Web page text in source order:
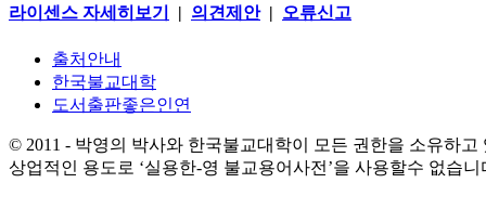
라이센스 자세히보기 | 의견제안| 오류신고
출처안내
한국불교대학
도서출판좋은인연
© 2011 - 박영의 박사와 한국불교대학이 모든 권한을 소유하고
상업적인 용도로 ‘실용한-영 불교용어사전’을 사용할수 없습니